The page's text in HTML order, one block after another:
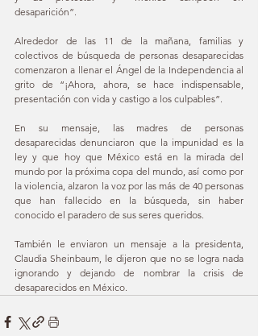
desaparición”.
Alrededor de las 11 de la mañana, familias y
colectivos de búsqueda de personas desaparecidas
comenzaron a llenar el Ángel de la Independencia al
grito de “¡Ahora, ahora, se hace indispensable,
presentación con vida y castigo a los culpables”.
En su mensaje, las madres de personas
desaparecidas denunciaron que la impunidad es la
ley y que hoy que México está en la mirada del
mundo por la próxima copa del mundo, así como por
la violencia, alzaron la voz por las más de 40 personas
que han fallecido en la búsqueda, sin haber
conocido el paradero de sus seres queridos.
También le enviaron un mensaje a la presidenta,
Claudia Sheinbaum, le dijeron que no se logra nada
ignorando y dejando de nombrar la crisis de
desaparecidos en México.